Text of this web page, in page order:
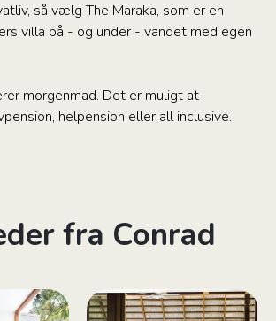
så vælg The Maraka, som er en
villa på - og under - vandet med egen
morgenmad. Det er muligt at
helpension eller all inclusive.
fra Conrad